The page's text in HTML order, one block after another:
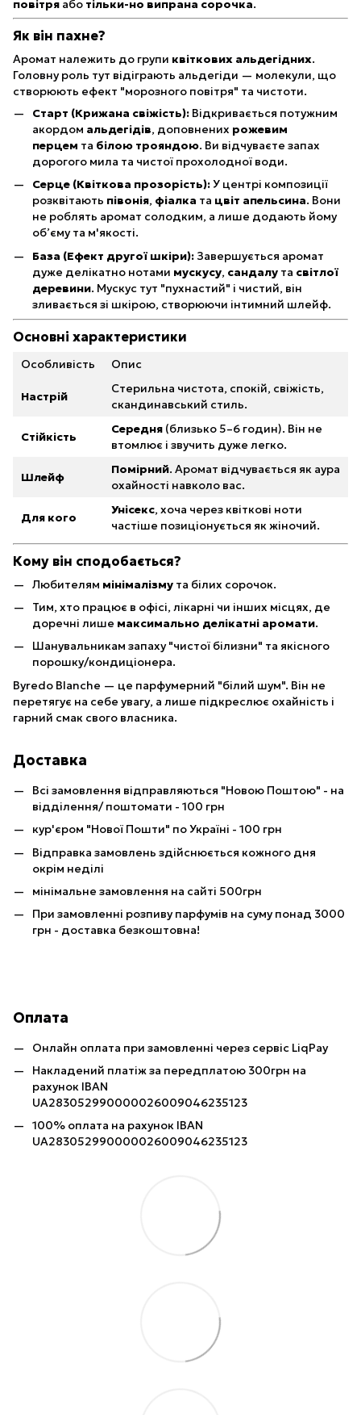
повітря або тільки-но випрана сорочка.
Як він пахне?
Аромат належить до групи квіткових альдегідних.
Головну роль тут відіграють альдегіди — молекули, що
створюють ефект "морозного повітря" та чистоти.
Старт (Крижана свіжість): Відкривається потужним
акордом альдегідів, доповнених рожевим
перцем та білою трояндою. Ви відчуваєте запах
дорогого мила та чистої прохолодної води.
Серце (Квіткова прозорість):У центрі композиції
розквітають півонія, фіалка та цвіт апельсина. Вони
не роблять аромат солодким, а лише додають йому
об’єму та м'якості.
База (Ефект другої шкіри): Завершується аромат
дуже делікатно нотами мускусу, сандалу та світлої
деревини. Мускус тут "пухнастий" і чистий, він
зливається зі шкірою, створюючи інтимний шлейф.
Основні характеристики
Особливість Опис
Настрій
Стерильна чистота, спокій, свіжість,
скандинавський стиль.
Стійкість
Середня (близько 5–6 годин). Він не
втомлює і звучить дуже легко.
Шлейф
Помірний. Аромат відчувається як аура
охайності навколо вас.
Для кого
Унісекс, хоча через квіткові ноти
частіше позиціонується як жіночий.
Кому він сподобається?
Любителям мінімалізму та білих сорочок.
Тим, хто працює в офісі, лікарні чи інших місцях, де
доречні лише максимально делікатні аромати.
Шанувальникам запаху "чистої білизни" та якісного
порошку/кондиціонера.
Byredo Blanche — це парфумерний "білий шум". Він не
перетягує на себе увагу, а лише підкреслює охайність і
гарний смак свого власника.
Доставка
Всі замовлення відправляються "Новою Поштою" - на
відділення/ поштомати - 100 грн
кур'єром "Нової Пошти" по Україні - 100 грн
Відправка замовлень здійснюється кожного дня
окрім неділі
мінімальне замовлення на сайті 500грн
При замовленні розпиву парфумів на суму понад 3000
грн - доставка безкоштовна!
Оплата
Онлайн оплата при замовленні через сервіс LiqPay
Накладений платіж за передплатою 300грн на
рахунок IBAN
UA283052990000026009046235123
100% оплата на рахунок IBAN
UA283052990000026009046235123